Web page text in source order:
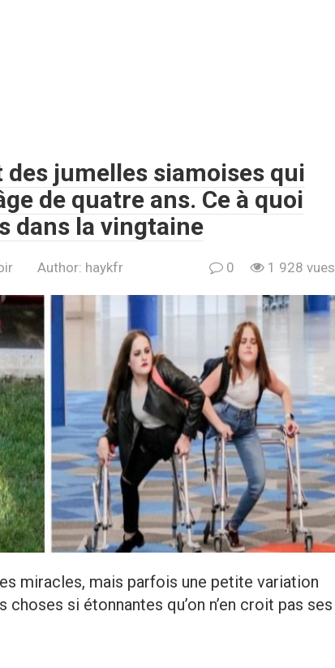
jumelles siamoises qui
de quatre ans. Ce à quoi
dans la vingtaine
Author: haykfr 0 1 928 vues
miracles, mais parfois une petite variation
si étonnantes qu’on n’en croit pas ses